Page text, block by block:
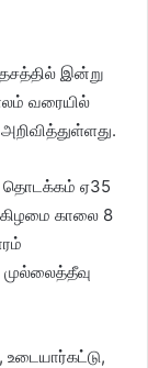
இன்று
வரையில்
தொடக்கம் ஏ35
காலை 8
உடையார்கட்டு,